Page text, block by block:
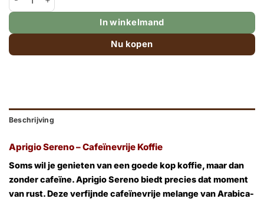
In winkelmand
Nu kopen
Beschrijving
Aprigio Sereno – Cafeïnevrije Koffie
Soms wil je genieten van een goede kop koffie, maar dan
zonder cafeïne.Aprigio Serenobiedt precies dat moment
van rust. Deze verfijnde cafeïnevrije melange van Arabica-